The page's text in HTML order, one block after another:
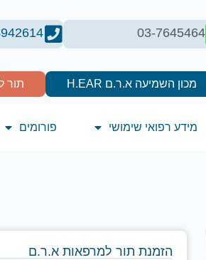
03-7645464
תור מכון השמיעה א.ר.ם H.EAR
מידע רפואי שימושי פורומים
הזמנת תור למרפאות א.ר.ם